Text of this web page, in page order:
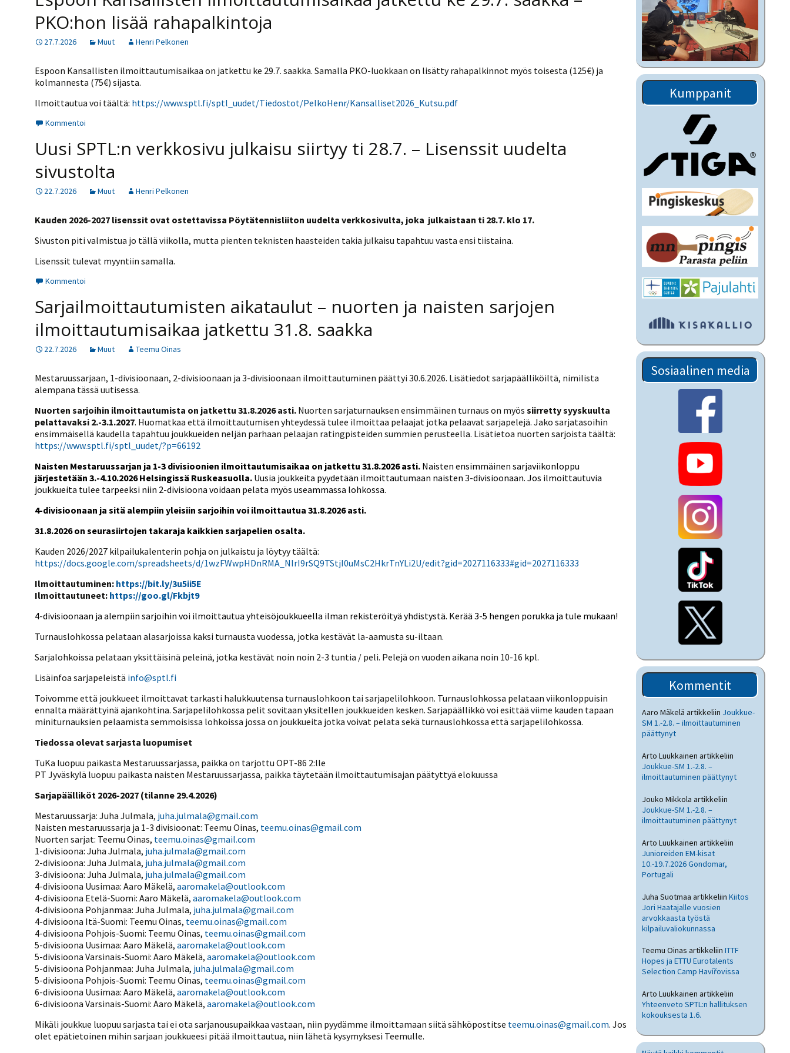
PKO:hon lisää rahapalkintoja
27.7.2026 Muut Henri Pelkonen
Espoon Kansallisten ilmoittautumisaikaa on jatkettu ke 29.7. saakka. Samalla PKO-luokkaan on lisätty rahapalkinnot myös toisesta (125€) ja
kolmannesta (75€) sijasta.
Ilmoittautua voi täältä: https://www.sptl.fi/sptl_uudet/Tiedostot/PelkoHenr/Kansalliset2026_Kutsu.pdf
Kommentoi
Uusi SPTL:n verkkosivu julkaisu siirtyy ti 28.7. – Lisenssit uudelta
sivustolta
22.7.2026 Muut Henri Pelkonen
Kauden 2026-2027 lisenssit ovat ostettavissa Pöytätennisliiton uudelta verkkosivulta, joka julkaistaan ti 28.7. klo 17.
Sivuston piti valmistua jo tällä viikolla, mutta pienten teknisten haasteiden takia julkaisu tapahtuu vasta ensi tiistaina.
Lisenssit tulevat myyntiin samalla.
Kommentoi
Sarjailmoittautumisten aikataulut – nuorten ja naisten sarjojen
ilmoittautumisaikaa jatkettu 31.8. saakka
22.7.2026 Muut Teemu Oinas
Mestaruussarjaan, 1-divisioonaan, 2-divisioonaan ja 3-divisioonaan ilmoittautuminen päättyi 30.6.2026. Lisätiedot sarjapäälliköiltä, nimilista
alempana tässä uutisessa.
Nuorten sarjoihin ilmoittautumista on jatkettu 31.8.2026 asti. Nuorten sarjaturnauksen ensimmäinen turnaus on myös siirretty syyskuulta
pelattavaksi 2.-3.1.2027. Huomatkaa että ilmoittautumisen yhteydessä tulee ilmoittaa pelaajat jotka pelaavat sarjapelejä. Jako sarjatasoihin
ensimmäisellä kaudella tapahtuu joukkueiden neljän parhaan pelaajan ratingpisteiden summien perusteella. Lisätietoa nuorten sarjoista täältä:
https://www.sptl.fi/sptl_uudet/?p=66192
Naisten Mestaruussarjan ja 1-3 divisioonien ilmoittautumisaikaa on jatkettu 31.8.2026 asti. Naisten ensimmäinen sarjaviikonloppu
järjestetään 3.-4.10.2026 Helsingissä Ruskeasuolla. Uusia joukkeita pyydetään ilmoittautumaan naisten 3-divisioonaan. Jos ilmoittautuvia
joukkueita tulee tarpeeksi niin 2-divisioona voidaan pelata myös useammassa lohkossa.
4-divisioonaan ja sitä alempiin yleisiin sarjoihin voi ilmoittautua 31.8.2026 asti.
31.8.2026 on seurasiirtojen takaraja kaikkien sarjapelien osalta.
Kauden 2026/2027 kilpailukalenterin pohja on julkaistu ja löytyy täältä:
https://docs.google.com/spreadsheets/d/1wzFWwpHDnRMA_NIrI9rSQ9TStjI0uMsC2HkrTnYLi2U/edit?gid=2027116333#gid=2027116333
Ilmoittautuminen: https://bit.ly/3u5ii5E
Ilmoittautuneet: https://goo.gl/Fkbjt9
4-divisioonaan ja alempiin sarjoihin voi ilmoittautua yhteisöjoukkueella ilman rekisteröityä yhdistystä. Kerää 3-5 hengen porukka ja tule mukaan!
Turnauslohkossa pelataan alasarjoissa kaksi turnausta vuodessa, jotka kestävät la-aamusta su-iltaan.
Sarjalohkoissa pelataan yksittäisinä peleinä, jotka kestävät noin noin 2-3 tuntia / peli. Pelejä on vuoden aikana noin 10-16 kpl.
Lisäinfoa sarjapeleistä info@sptl.fi
Toivomme että joukkueet ilmoittavat tarkasti halukkuutensa turnauslohkoon tai sarjapelilohkoon. Turnauslohkossa pelataan viikonloppuisin
ennalta määrättyinä ajankohtina. Sarjapelilohkossa pelit sovitaan yksitellen joukkueiden kesken. Sarjapäällikkö voi esittää viime kauden tapaan
miniturnauksien pelaamista semmoisissa lohkoissa jossa on joukkueita jotka voivat pelata sekä turnauslohkossa että sarjapelilohkossa.
Tiedossa olevat sarjasta luopumiset
TuKa luopuu paikasta Mestaruussarjassa, paikka on tarjottu OPT-86 2:lle
PT Jyväskylä luopuu paikasta naisten Mestaruussarjassa, paikka täytetään ilmoittautumisajan päätyttyä elokuussa
Sarjapäälliköt 2026-2027 (tilanne 29.4.2026)
Mestaruussarja: Juha Julmala, juha.julmala@gmail.com
Naisten mestaruussarja ja 1-3 divisioonat: Teemu Oinas, teemu.oinas@gmail.com
Nuorten sarjat: Teemu Oinas, teemu.oinas@gmail.com
1-divisioona: Juha Julmala, juha.julmala@gmail.com
2-divisioona: Juha Julmala, juha.julmala@gmail.com
3-divisioona: Juha Julmala, juha.julmala@gmail.com
4-divisioona Uusimaa: Aaro Mäkelä, aaromakela@outlook.com
4-divisioona Etelä-Suomi: Aaro Mäkelä, aaromakela@outlook.com
4-divisioona Pohjanmaa: Juha Julmala, juha.julmala@gmail.com
4-divisioona Itä-Suomi: Teemu Oinas, teemu.oinas@gmail.com
4-divisioona Pohjois-Suomi: Teemu Oinas, teemu.oinas@gmail.com
5-divisioona Uusimaa: Aaro Mäkelä, aaromakela@outlook.com
5-divisioona Varsinais-Suomi: Aaro Mäkelä, aaromakela@outlook.com
5-divisioona Pohjanmaa: Juha Julmala, juha.julmala@gmail.com
5-divisioona Pohjois-Suomi: Teemu Oinas, teemu.oinas@gmail.com
6-divisioona Uusimaa: Aaro Mäkelä, aaromakela@outlook.com
6-divisioona Varsinais-Suomi: Aaro Mäkelä, aaromakela@outlook.com
Mikäli joukkue luopuu sarjasta tai ei ota sarjanousupaikkaa vastaan, niin pyydämme ilmoittamaan siitä sähköpostitse teemu.oinas@gmail.com. Jos
olet epätietoinen mihin sarjaan joukkueesi pitää ilmoittautua, niin lähetä kysymyksesi Teemulle.
Kumppanit
Sosiaalinen media
Kommentit
Aaro Mäkelä artikkeliin Joukkue-
SM 1.-2.8. – ilmoittautuminen
päättynyt
Arto Luukkainen artikkeliin
Joukkue-SM 1.-2.8. –
ilmoittautuminen päättynyt
Jouko Mikkola artikkeliin
Joukkue-SM 1.-2.8. –
ilmoittautuminen päättynyt
Arto Luukkainen artikkeliin
Junioreiden EM-kisat
10.-19.7.2026 Gondomar,
Portugali
Juha Suotmaa artikkeliin Kiitos
Jori Haatajalle vuosien
arvokkaasta työstä
kilpailuvaliokunnassa
Teemu Oinas artikkeliin ITTF
Hopes ja ETTU Eurotalents
Selection Camp Havířovissa
Arto Luukkainen artikkeliin
Yhteenveto SPTL:n hallituksen
kokouksesta 1.6.